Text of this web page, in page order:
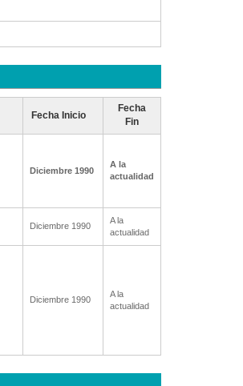
Fecha Inicio
Fecha
Fin
Diciembre 1990
A la
actualidad
Diciembre 1990
A la
actualidad
Diciembre 1990
A la
actualidad